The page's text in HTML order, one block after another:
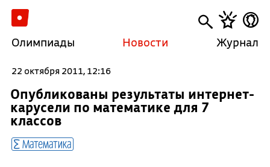
Олимпиады Новости Журнал
22 октября 2011, 12:16
Опубликованы результаты интернет-
карусели по математике для 7
классов
Математика